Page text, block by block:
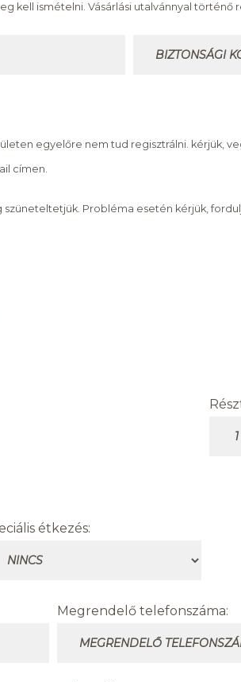
kell ismételni. Vásárlási utalvánnyal
egyelőre nem tud regisztrálni. kérjük,
címen.
Probléma esetén kérjük,
étkezés:
Megrendelő telefonszáma: